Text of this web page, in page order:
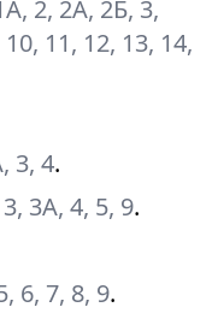
2, 2А, 2Б, 3,
11, 12, 13, 14,
3, 4.
3А, 4, 5, 9.
6, 7, 8, 9.